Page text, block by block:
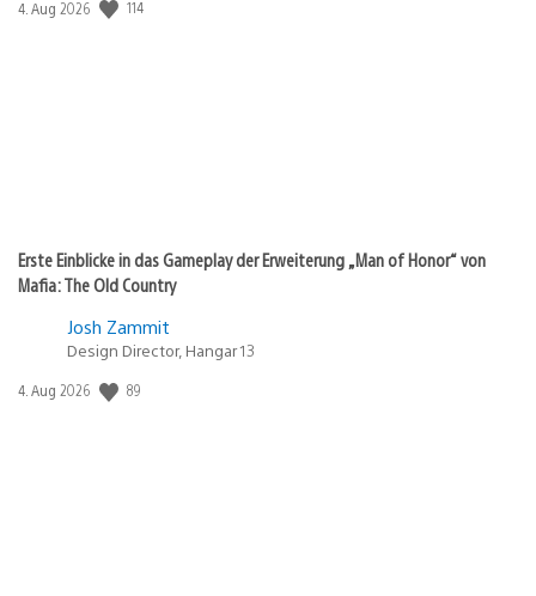
Veröffentlichungsdatum:
4. Aug 2026 114
Erste Einblicke in das Gameplay der Erweiterung „Man of Honor“ von
Mafia: The Old Country
Josh Zammit
Design Director, Hangar 13
Veröffentlichungsdatum:
4. Aug 2026 89